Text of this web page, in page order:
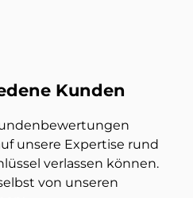
Kunden
unsere Expertise rund
verlassen können.
von unseren